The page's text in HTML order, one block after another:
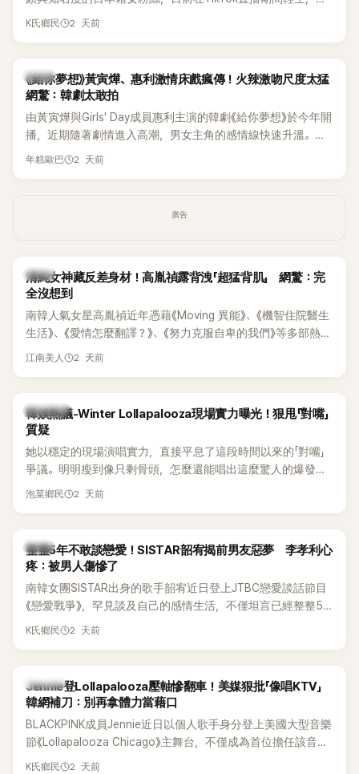
終不幸身亡，消息曝光後震驚韓網，也讓不少粉絲湧入社群平
K氏鄉民 2 天前
韓劇
《給你夢想》黃寅燁、惠利激情床戲瘋傳！火辣激吻尺度太猛
網驚：韓劇太敢拍
由黃寅燁與Girls' Day成員惠利主演的韓劇《給你夢想》於今年開
播，近期隨著劇情進入高潮，男女主角的感情線快速升溫。最
新播出的第8集不僅上演火辣吻戲，更接連出現床戲橋段，讓
年糕歐巴 2 天前
廣告
韓星
清純女神藏反差身材！高胤禎露背洩「超猛背肌」 網驚：完
全沒想到
南韓人氣女星高胤禎近年憑藉《Moving 異能》、《機智住院醫生
生活》、《愛情怎麼翻譯？》、《努力克服自卑的我們》等多部熱門
作品，躍升為韓劇新一代女神代表，不僅演技備受肯定，精緻
細身材下的超狂背肌與肩膀線條，反差感十足，讓不少網友看
傻直呼：「原來她身材這麼猛！」
江南美人 2 天前
熱議討論
韓娛熱議-Winter Lollapalooza現場實力曝光！狠甩「對嘴」
質疑
她以穩定的現場演唱實力，直接平息了這段時間以來的「對嘴」
爭議。明明瘦到像只剩骨頭，怎麼還能唱出這麼驚人的爆發力
和音量？
泡菜鄉民 2 天前
韓星
整整5年不敢談戀愛！SISTAR韶宥揭前男友惡夢 李孝利心
疼：被男人傷慘了
南韓女團SISTAR出身的歌手韶宥近日登上JTBC戀愛談話節目
《戀愛戰爭》，罕見談及自己的感情生活，不僅坦言已經整整5
年沒有談戀愛，更首度透露空窗至今的原因，全與上一段戀情
K氏鄉民 2 天前
K-POP
Jennie登Lollapalooza壓軸慘翻車！美媒狠批「像唱KTV」
韓網補刀：別再拿體力當藉口
BLACKPINK成員Jennie近日以個人歌手身分登上美國大型音樂
節《Lollapalooza Chicago》主舞台，不僅成為首位擔任該音樂
節Headliner（壓軸主秀）的K-POP女SOLO歌手，寫下全新紀
K氏鄉民 2 天前